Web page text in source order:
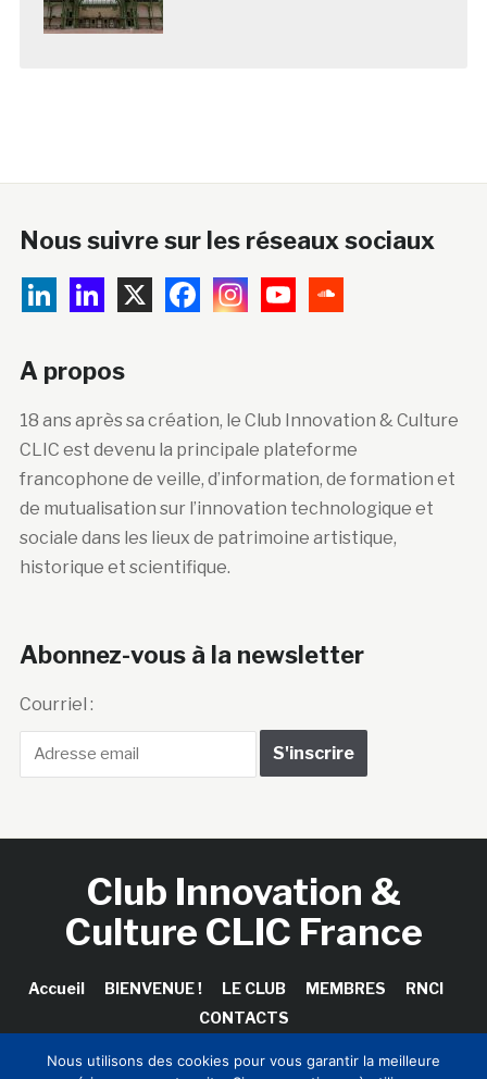
Nous suivre sur les réseaux sociaux
A propos
18 ans après sa création, le Club Innovation & Culture
CLIC est devenu la principale plateforme
francophone de veille, d’information, de formation et
de mutualisation sur l’innovation technologique et
sociale dans les lieux de patrimoine artistique,
historique et scientifique.
Abonnez-vous à la newsletter
Courriel :
Club Innovation &
Culture CLIC France
Accueil BIENVENUE ! LE CLUB MEMBRES
RNCI
CONTACTS
Nous utilisons des cookies pour vous garantir la meilleure